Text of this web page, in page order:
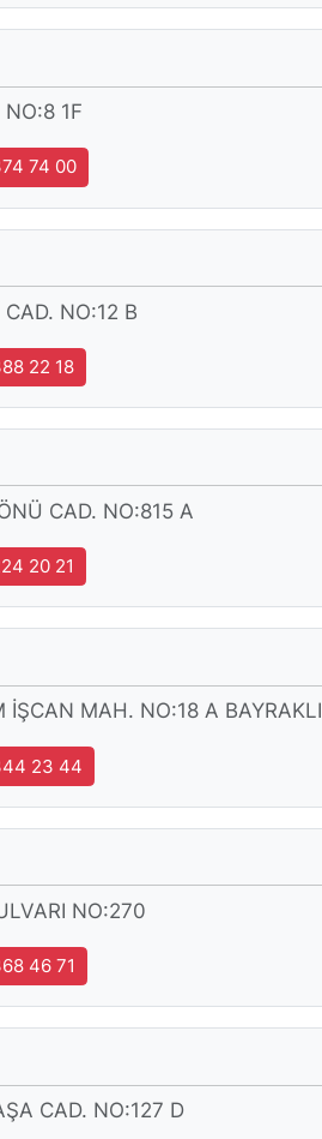
1F
74 00
NO:12 B
22 18
CAD. NO:815 A
20 21
MAH. NO:18 A BAYRAKLI
23 44
NO:270
46 71
CAD. NO:127 D